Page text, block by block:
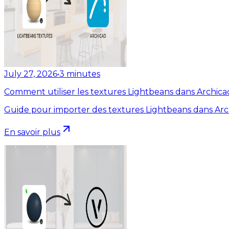
July 27, 2026•3 minutes
Comment utiliser les textures Lightbeans dans
Guide pour importer des textures Lightbeans dans
En savoir plus